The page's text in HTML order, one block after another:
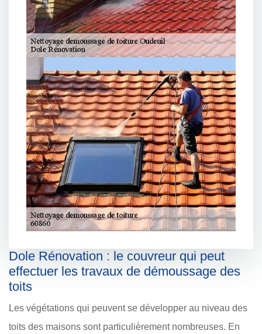
Dole Rénovation : le couvreur qui peut
effectuer les travaux de démoussage des
toits
Les végétations qui peuvent se développer au niveau des
toits des maisons sont particulièrement nombreuses. En